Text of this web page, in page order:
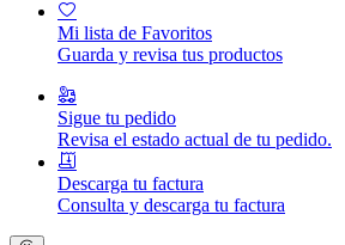
Mi lista de Favoritos
Guarda y revisa tus productos
Sigue tu pedido
Revisa el estado actual de tu pedido.
Descarga tu factura
Consulta y descarga tu factura